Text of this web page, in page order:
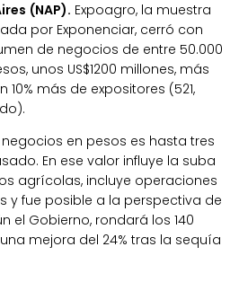
(NAP). Expoagro, la muestra
por Exponenciar, cerró con
de negocios de entre 50.000
unos US$1200 millones, más
10% más de expositores (521,
en pesos es hasta tres
En ese valor influye la suba
agrícolas, incluye operaciones
y fue posible a la perspectiva de
el Gobierno, rondará los 140
mejora del 24% tras la sequía